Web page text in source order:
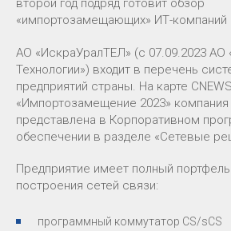
второй год подряд готовит обзор
«импортозамещающих» ИТ-компаний
АО «ИскраУралТЕЛ» (с 07.09.2023 АО
Технологии») входит в перечень
предприятий страны. На карте CNEWS
«Импортозамещение 2023» компания
представлена в Корпоративном
обеспечении в разделе «Сетевые
Предприятие имеет полный
построения сетей связи:
программный коммутатор CS/sCS